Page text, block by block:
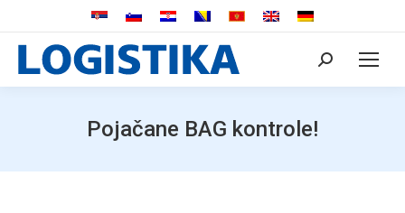
Search:
Pojačane BAG kontrole!